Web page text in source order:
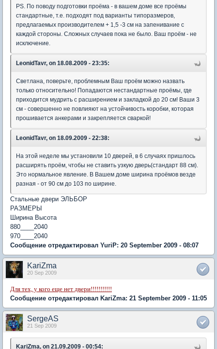
PS. По поводу подготовки проёма - в вашем доме все проёмы
стандартные, т.е. подходят под варианты типоразмеров,
предлагаемых производителем + 1,5 -3 см на запенивание с
каждой стороны. Сложных случаев пока не было. Ваш проём - не
исключение.
LeonidTavr, on 18.08.2009 - 23:35:
Светлана, поверьте, проблемным Ваш проём можно назвать
только относительно! Попадаются нестандартные проёмы, где
приходится мудрить с расширением и закладкой до 20 см! Ваши 3
см - совершенно не повлияют на устойчивость коробки, которая
прошивается анкерами и закрепляется сваркой!
LeonidTavr, on 18.09.2009 - 22:38:
На этой неделе мы установили 10 дверей, в 6 случаях пришлось
расширять проём, чтобы не ставить узкую дверь(стандарт 88 см).
Это нормальное явление. В Вашем доме ширина проёмов везде
разная - от 90 см до 103 по ширине.
Стальные двери ЭЛЬБОР
РАЗМЕРЫ
Ширина Высота
880____2040
970____2040
Сообщение отредактировал YuriP: 20 September 2009 - 08:07
KariZma
20 Sep 2009
Для тех, у кого еще нет двери!!!!!!!!!!!
Сообщение отредактировал KariZma: 21 September 2009 - 11:05
SergeAS
21 Sep 2009
KariZma, on 21.09.2009 - 00:54: